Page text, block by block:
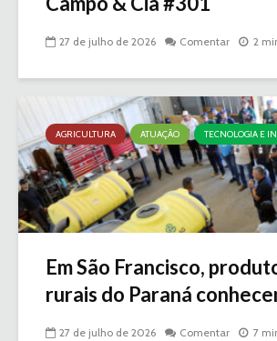
27 de julho de 2026 Comentar 2
AGRICULTURA ATUAÇÃO TECNOLOGIA E
Em São Francisco,
rurais do Paraná
27 de julho de 2026 Comentar 7